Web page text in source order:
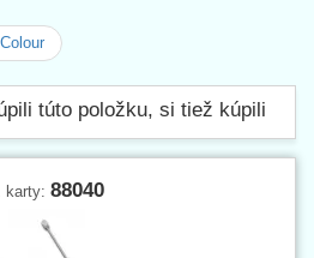
túto položku, si tiež kúpili
karty: 88040